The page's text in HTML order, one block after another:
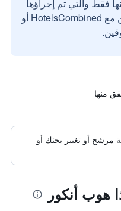
فقط والتي تم إجراؤها
بواسطة مستخدمين حقيقيين مع HotelsCombined أو
مرشح أو تغيير بحثك أو
هوب أنكور